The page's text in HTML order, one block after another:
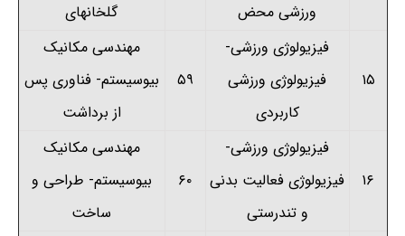
ورزشی محض
گلخانهای
۱۵
فیزیولوژی ورزشی-
فیزیولوژی ورزشی
کاربردی
۵۹
مهندسی مکانیک
بیوسیستم- فناوری پس
از برداشت
۱۶
فیزیولوژی ورزشی-
فیزیولوژی فعالیت بدنی
و تندرستی
۶۰
مهندسی مکانیک
بیوسیستم- طراحی و
ساخت